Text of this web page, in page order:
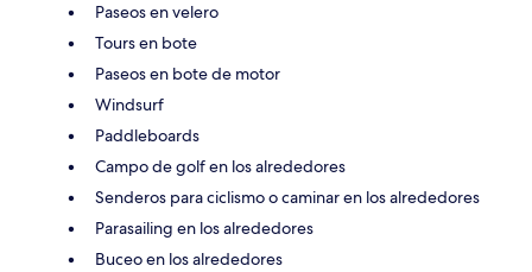
Paseos en velero
Tours en bote
Paseos en bote de motor
Windsurf
Paddleboards
Campo de golf en los alrededores
Senderos para ciclismo o caminar en los alrededores
Parasailing en los alrededores
Buceo en los alrededores